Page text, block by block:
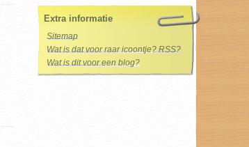
Extra informatie
Sitemap
Wat is dat voor raar icoontje? RSS?
Wat is dit voor een blog?